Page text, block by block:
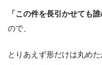
「この件を長引かせても
ので、
とりあえず形だけは丸め